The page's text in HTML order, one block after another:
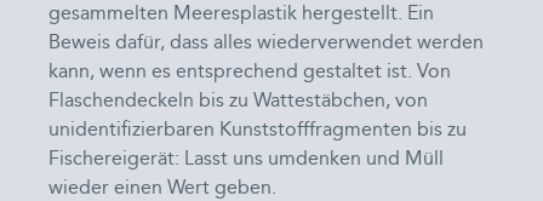
gesammelten Meeresplastik hergestellt. Ein
Beweis dafür, dass alles wiederverwendet werden
kann, wenn es entsprechend gestaltet ist. Von
Flaschendeckeln bis zu Wattestäbchen, von
unidentifizierbaren Kunststofffragmenten bis zu
Fischereigerät: Lasst uns umdenken und Müll
wieder einen Wert geben.